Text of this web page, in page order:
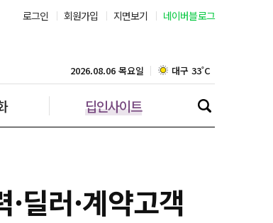
로그인 회원가입 지면보기 네이버블로그
딥인사이트
2026.08.06 목요일 대구 33˚C
인천 30˚C
울산 32˚C
딜러·계약고객